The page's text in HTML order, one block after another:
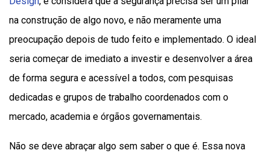
na construção de algo novo, e não meramente uma
preocupação depois de tudo feito e implementado. O ideal
seria começar de imediato a investir e desenvolver a área
de forma segura e acessível a todos, com pesquisas
dedicadas e grupos de trabalho coordenados com o
mercado, academia e órgãos governamentais.
Não se deve abraçar algo sem saber o que é. Essa nova